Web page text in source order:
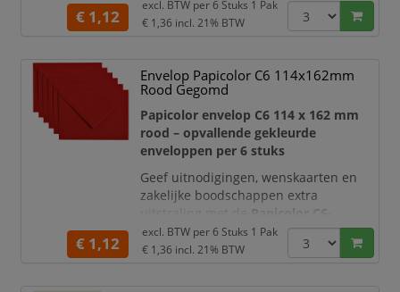
met dePapicolor enveloppen C6 in
kraftbruin. De enveloppen hebben een
op A6-formaat.
Het stevige
g/m²zorgt voor een hoogwaardige
uitstraling en biedt vo
€ 1,12
excl. BTW per6 Stuks 1 Pak
€ 1,36 incl. 21% BTW
Envelop Papicolor C6 114x162mm
Rood Gegomd
Papicolor envelop C6 114 x 162 mm
rood – opvallende gekleurde
enveloppen per 6 stuks
Geef uitnodigingen, wenskaarten en
zakelijke boodschappen extra
Papicolor C6-
enveloppen in rood. Deze opvallende
enveloppen hebben een afmeting van
€ 1,12
excl. BTW per6 Stuks 1 Pak
€ 1,36 incl. 21% BTW